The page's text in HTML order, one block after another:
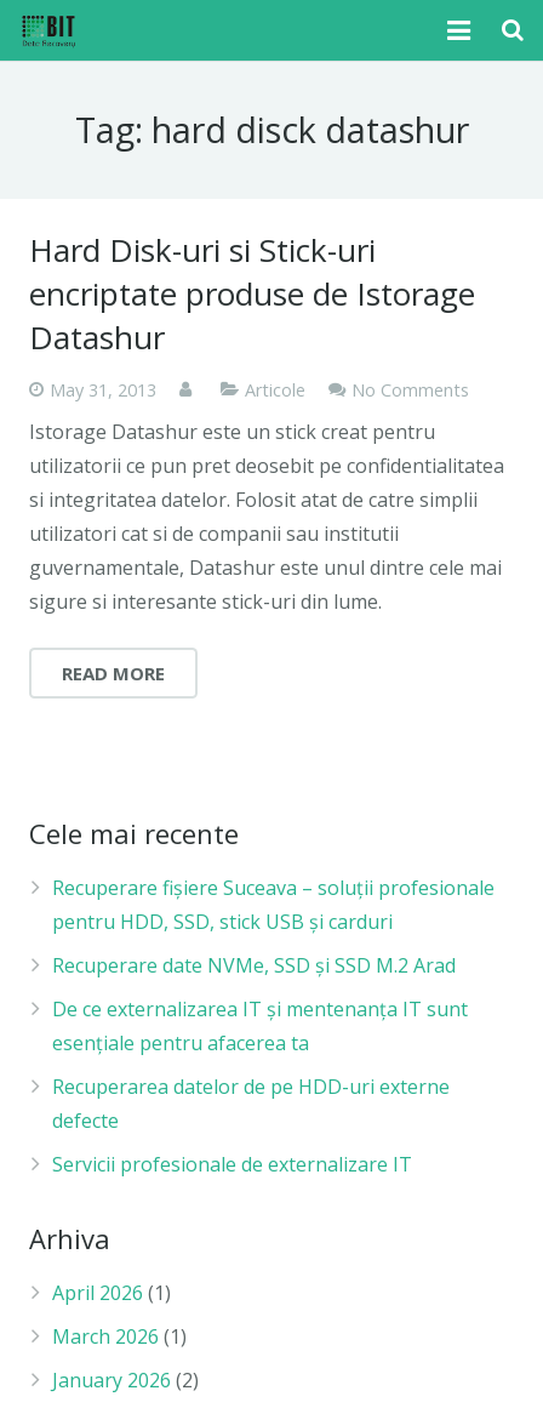
Media
Tutoriale
Contact
Tag: hard disck datashur
Hard Disk-uri si Stick-uri
encriptate produse de Istorage
Datashur
May 31, 2013 Articole No Comments
Istorage Datashur este un stick creat pentru
utilizatorii ce pun pret deosebit pe confidentialitatea
si integritatea datelor. Folosit atat de catre simplii
utilizatori cat si de companii sau institutii
guvernamentale, Datashur este unul dintre cele mai
sigure si interesante stick-uri din lume.
READ MORE
Cele mai recente
Recuperare fișiere Suceava – soluții profesionale
pentru HDD, SSD, stick USB și carduri
Recuperare date NVMe, SSD și SSD M.2 Arad
De ce externalizarea IT și mentenanța IT sunt
esențiale pentru afacerea ta
Recuperarea datelor de pe HDD-uri externe
defecte
Servicii profesionale de externalizare IT
Arhiva
April 2026 (1)
March 2026 (1)
January 2026 (2)